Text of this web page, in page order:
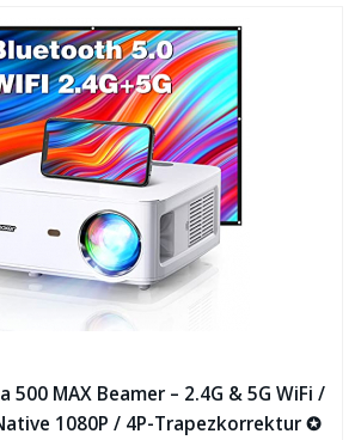
500 MAX Beamer – 2.4G & 5G WiFi /
1080P / 4P-Trapezkorrektur ✪